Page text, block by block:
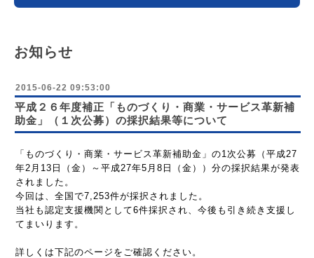
お知らせ
2015-06-22 09:53:00
平成２６年度補正「ものづくり・商業・サービス革新補
助金」（１次公募）の採択結果等について
「ものづくり・商業・サービス革新補助金」の1次公募（平成27
年2月13日（金）～平成27年5月8日（金））分の採択結果が発表
されました。
今回は、全国で7,253件が採択されました。
当社も認定支援機関として6件採択され、今後も引き続き支援し
てまいります。
詳しくは下記のページをご確認ください。